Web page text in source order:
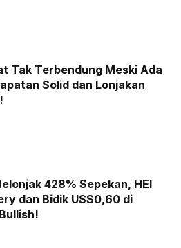
Tak Terbendung Meski Ada
Solid dan Lonjakan
428% Sepekan, HEI
dan Bidik US$0,60 di